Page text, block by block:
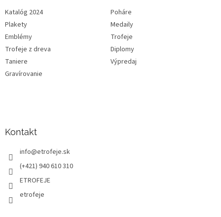
Katalóg 2024
Poháre
Plakety
Medaily
Emblémy
Trofeje
Trofeje z dreva
Diplomy
Taniere
Výpredaj
Gravírovanie
Kontakt
info@etrofeje.sk
(+421) 940 610 310
ETROFEJE
etrofeje